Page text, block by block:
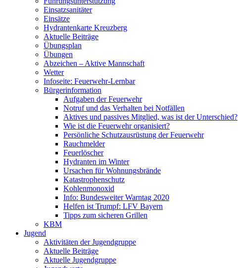
Einsatzsanitäter
Einsätze
Hydrantenkarte Kreuzberg
Aktuelle Beiträge
Übungsplan
Übungen
Abzeichen – Aktive Mannschaft
Wetter
Infoseite: Feuerwehr-Lernbar
Bürgerinformation
Aufgaben der Feuerwehr
Notruf und das Verhalten bei Notfällen
Aktives und passives Mitglied, was ist der Unterschied?
Wie ist die Feuerwehr organisiert?
Persönliche Schutzausrüstung der Feuerwehr
Rauchmelder
Feuerlöscher
Hydranten im Winter
Ursachen für Wohnungsbrände
Katastrophenschutz
Kohlenmonoxid
Info: Bundesweiter Warntag 2020
Helfen ist Trumpf: LFV Bayern
Tipps zum sicheren Grillen
KBM
Jugend
Aktivitäten der Jugendgruppe
Aktuelle Beiträge
Aktuelle Jugendgruppe